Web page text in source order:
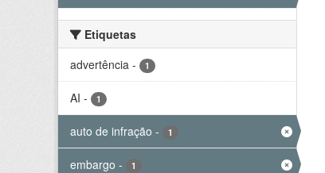
Etiquetas
advertência - 1
AI - 1
auto de infração - 1
embargo - 1